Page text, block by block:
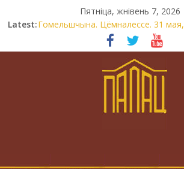
Пятніца, жнівень 7, 2026
Latest:Гомельшчына. Цёмналессе. 31
Нічога не дарэмна. Невыносна
беларуская палітычная нацыя.
Запрашаем у інтравертнасць